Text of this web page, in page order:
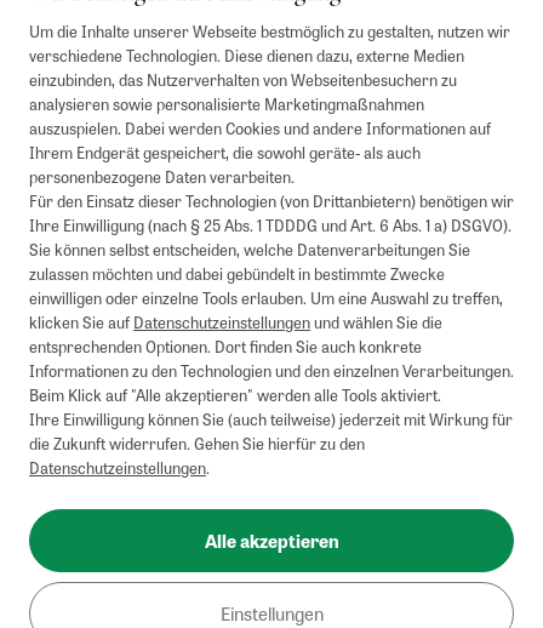
Um die Inhalte unserer Webseite bestmöglich zu gestalten, nutzen wir
verschiedene Technologien. Diese dienen dazu, externe Medien
einzubinden, das Nutzerverhalten von Webseitenbesuchern zu
analysieren sowie personalisierte Marketingmaßnahmen
auszuspielen. Dabei werden Cookies und andere Informationen auf
Ihrem Endgerät gespeichert, die sowohl geräte- als auch
personenbezogene Daten verarbeiten.
Für den Einsatz dieser Technologien (von Drittanbietern) benötigen wir
Ihre Einwilligung (nach § 25 Abs. 1 TDDDG und Art. 6 Abs. 1 a) DSGVO).
Sie können selbst entscheiden, welche Datenverarbeitungen Sie
zulassen möchten und dabei gebündelt in bestimmte Zwecke
einwilligen oder einzelne Tools erlauben. Um eine Auswahl zu treffen,
klicken Sie aufDatenschutzeinstellungenund wählen Sie die
entsprechenden Optionen. Dort finden Sie auch konkrete
Informationen zu den Technologien und den einzelnen Verarbeitungen.
Beim Klick auf "Alle akzeptieren" werden alle Tools aktiviert.
Ihre Einwilligung können Sie (auch teilweise) jederzeit mit Wirkung für
die Zukunft widerrufen. Gehen Sie hierfür zu den
Datenschutzeinstellungen.
Alle akzeptieren
Einstellungen